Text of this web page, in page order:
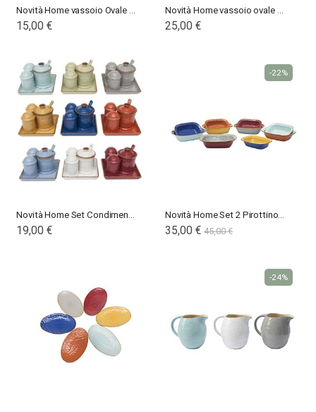
Novità Home vassoio Ovale piccolo Mediterraneo
15,00 €
Novità Home vassoio ovale bordo alto Mediterraneo
25,00 €
19,00 € 35,00 € 45,00 €
-22%
-24%